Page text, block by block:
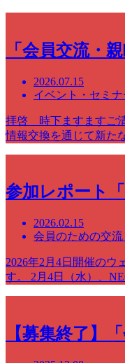
「会員交流・
2026.07.15
イベント・セミ
拝啓 時下ますますご
情報交換を通じて新た
参加レポート
2026.02.15
会員のための交
2026年2月4日開催の
す。 2月4日（水）、
【募集終了】